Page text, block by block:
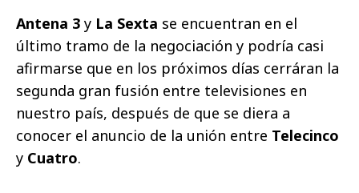
Antena 3 y La Sexta se encuentran en el
último tramo de la negociación y podría casi
afirmarse que en los próximos días cerráran la
segunda gran fusión entre televisiones en
nuestro país, después de que se diera a
conocer el anuncio de la unión entre Telecinco
y Cuatro.